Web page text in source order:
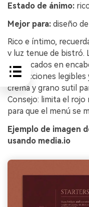
Estado de ánimo:
Mejor para: diseño
Rico e íntimo,
y luz tenue de bistró.
sofisticados en
las secciones
crema y grano sutil
Consejo: limita el rojo
para que el menú se
Ejemplo de imagen
usando media.io